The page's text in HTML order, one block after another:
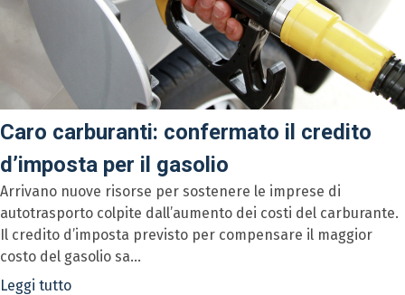
Caro carburanti: confermato il credito
d’imposta per il gasolio
Arrivano nuove risorse per sostenere le imprese di
autotrasporto colpite dall’aumento dei costi del carburante.
Il credito d’imposta previsto per compensare il maggior
costo del gasolio sa...
Leggi tutto